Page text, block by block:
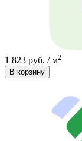
1 823 руб. / м2
В корзину